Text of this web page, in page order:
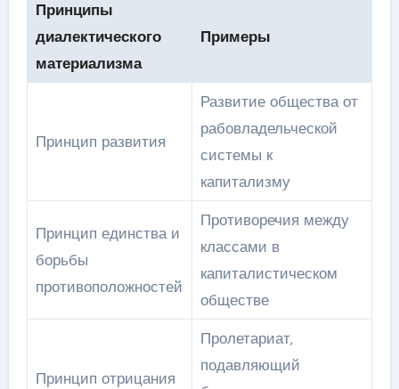
Принципы
диалектического
материализма
Примеры
Принцип развития
Развитие общества от
рабовладельческой
системы к
капитализму
Принцип единства и
борьбы
противоположностей
Противоречия между
классами в
капиталистическом
обществе
Принцип отрицания
Пролетариат,
подавляющий